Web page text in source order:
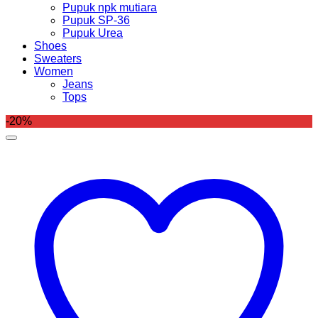
Pupuk npk mutiara
Pupuk SP-36
Pupuk Urea
Shoes
Sweaters
Women
Jeans
Tops
-20%